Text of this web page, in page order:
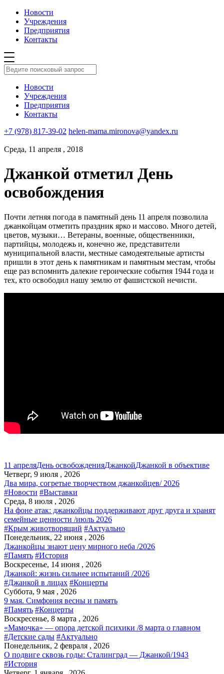
Новости
Учреждения
Предприятия
Контакты
Новости
Учреждения
Предприятия
Контакты
+7 (978) 817-39-02 helen-mama.mironova@yandex.ru
Среда, 11 апреля , 2018
Джанкой отметил День
освобождения
Почти летняя погода в памятный день 11 апреля позволила
джанкойцам отметить праздник ярко и массово. Много детей,
цветов, музыки… Ветераны, военные, общественники,
партийцы, молодежь и, конечно же, представители
муниципальной власти, местные самодеятельные артисты
пришли в этот день к памятникам и памятным местам, чтобы
еще раз вспомнить далекие героические события 1944 года и
тех, кто освободил нашу землю от фашистской нечисти.
11 апреляДень освобожденияДжанкойДжанкой в объективе
Четверг, 9 июля , 2026
Два мира, согретые творчеством джанкойцев/ 2026
#Новости #Выставки
Среда, 8 июля , 2026
На фоне атак: джанкойцы поддерживают друг друга и хранят
семейные ценности /июль 2026
#Крым животворящий #Актуально
Понедельник, 22 июня , 2026
Джанкойцы знают цену мирного неба /2026
#Память #История
Воскресенье, 14 июня , 2026
Джанкой: жизнь сильнее испытаний /2026
#Джанкой в лицах #Концерты
Суббота, 9 мая , 2026
9 мая. Симфония весны и память
#Память #Концерты
Воскресенье, 8 марта , 2026
«Мамочка» — опора детской психики /8 марта о главном
#Детские сады #Актуально
Понедельник, 2 февраля , 2026
О подвиге сквозь годы: Сталинград — Джанкой/1943
#История